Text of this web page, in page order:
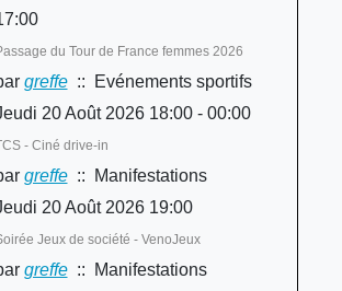
du Tour de France femmes 2026
greffe:: Evénements sportifs
20 Août 2026 18:00 - 00:00
- Ciné drive-in
greffe:: Manifestations
20 Août 2026 19:00
Jeux de société - VenoJeux
greffe:: Manifestations